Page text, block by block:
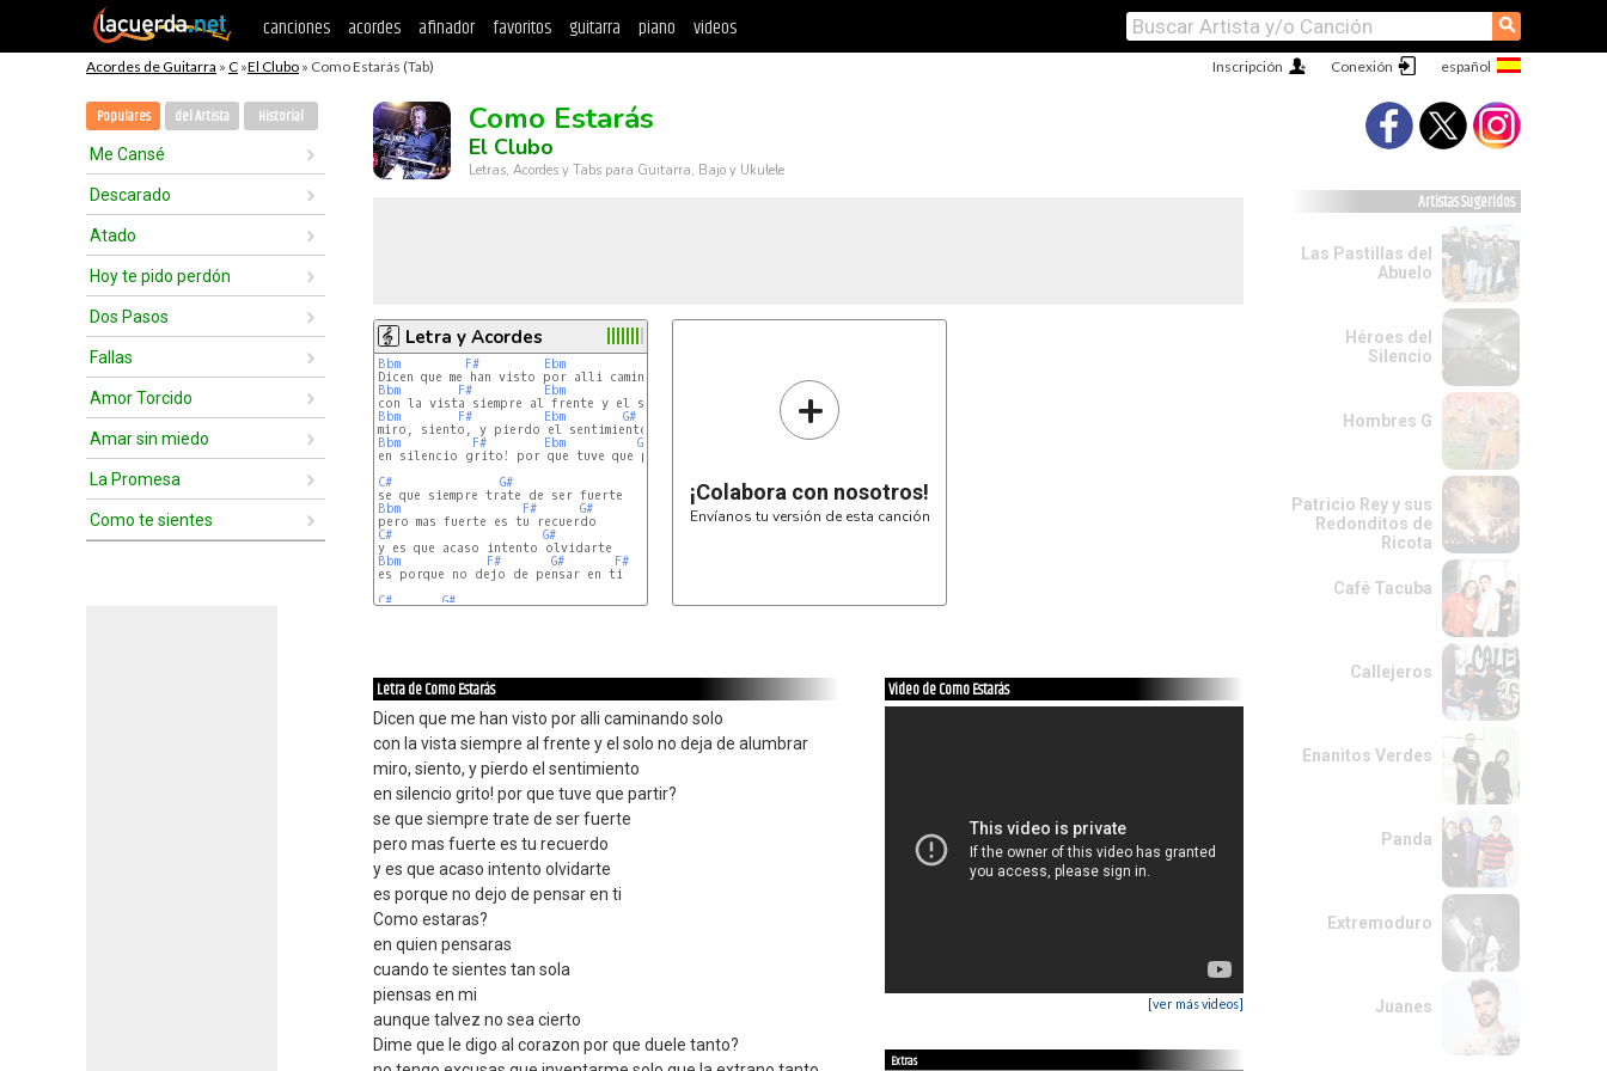
canciones acordes afinador favoritos guitarra piano videos ⚲
Acordes de Guitarra » C »El Clubo » Como Estarás (Tab) Conexión
Inscripción
Populares del Artista Historial
Me Cansé
Descarado
Atado
Hoy te pido perdón
Dos Pasos
Fallas
Amor Torcido
Amar sin miedo
La Promesa
Como te sientes
Como Estarás
El Clubo
Letras, Acordes y Tabs para Guitarra, Bajo y Ukulele
Letra y Acordes
Bbm F# Ebm
Bbm
F# Ebm
Bbm
F# Ebm
G#
Bbm
F# Ebm
G#
en silencio grito! por que tuve que partir?
C#
G#
Bbm
F#
G#
C#
G#
Bbm
F# G#
F#
es porque no dejo de pensar en ti
C#
G#
+
¡Colabora con nosotros!
Envíanos tu versión de esta canción
Letra de Como Estarás
Dicen que me han visto por alli caminando solo
con la vista siempre al frente y el solo no deja de alumbrar
miro, siento, y pierdo el sentimiento
en silencio grito! por que tuve que partir?
se que siempre trate de ser fuerte
pero mas fuerte es tu recuerdo
y es que acaso intento olvidarte
es porque no dejo de pensar en ti
Como estaras?
en quien pensaras
cuando te sientes tan sola
piensas en mi
aunque talvez no sea cierto
Dime que le digo al corazon por que duele tanto?
Video de Como Estarás
[ver más videos]
Extras
Artistas Sugeridos
Las Pastillas del
Abuelo
Héroes del
Silencio
Hombres G
Patricio Rey y sus
Redonditos de
Ricota
Café Tacuba
Callejeros
Enanitos Verdes
Panda
Extremoduro
Juanes